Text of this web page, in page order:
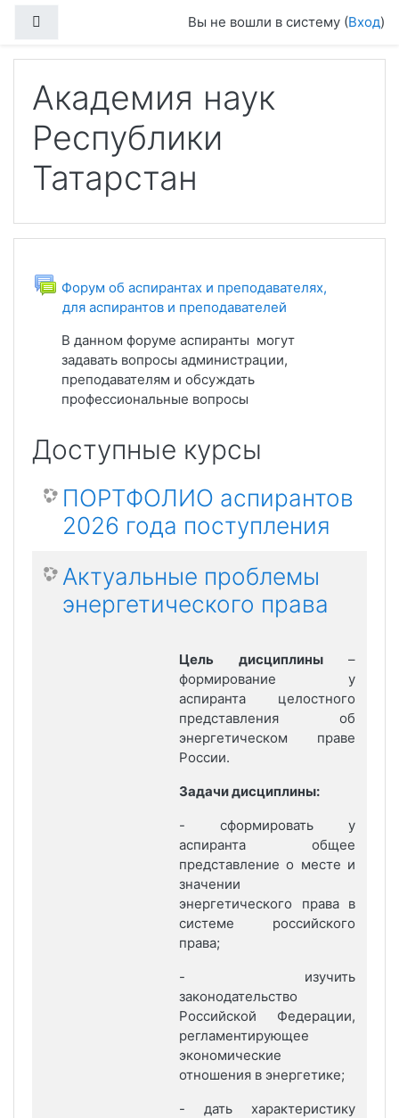
Вы не вошли в систему (Вход)
Академия наук
Республики
Татарстан
Форум об аспирантах и преподавателях,
для аспирантов и преподавателей
В данном форуме аспиранты могут
задавать вопросы администрации,
преподавателям и обсуждать
профессиональные вопросы
Доступные курсы
ПОРТФОЛИО аспирантов
2026 года поступления
Актуальные проблемы
энергетического права
Цель дисциплины–
формирование у
аспиранта целостного
представления об
энергетическом праве
России.
Задачи дисциплины:
- сформировать у
аспиранта общее
представление о месте и
значении
энергетического права в
системе российского
права;
- изучить
законодательство
Российской Федерации,
регламентирующее
экономические
отношения в энергетике;
- дать характеристику